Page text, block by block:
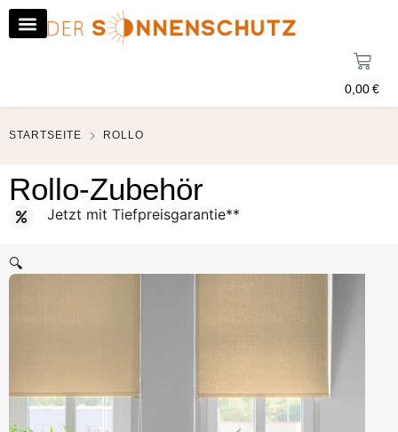
0,00€
STARTSEITE ROLLO
Rollo-Zubehör
Jetzt mit Tiefpreisgarantie**
🔍